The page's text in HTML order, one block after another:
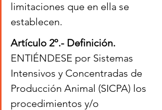
limitaciones que en ella se
establecen.
Artículo 2º.- Definición.
ENTIÉNDESE por Sistemas
Intensivos y Concentradas de
Producción Animal (SICPA) los
procedimientos y/o